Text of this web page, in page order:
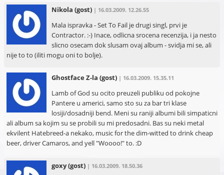
Nikola (gost) | 16.03.2009. 12.26.55
Mala ispravka - Set To Fail je drugi singl, prvi je
Contractor. :-) Inace, odlicna srocena recenzija, i ja nesto
slicno osecam dok slusam ovaj album - svidja mi se, ali
nije to to (iliti mogu oni to bolje).
Ghostface Z-la (gost) | 16.03.2009. 15.35.11
Lamb of God su ocito preuzeli publiku od pokojne
Pantere u americi, samo sto su za bar tri klase
losiji/dosadniji bend. Meni su raniji albumi bili simpaticni
ali album sa kojim su se probili su mi predosadni. Bas su neki metal
ekvilent Hatebreed-a nekako, music for the dim-witted to drink cheap
beer, driver Camaros, and yell "Woooo!" to. :D
goxy(gost) | 16.03.2009. 18.50.36